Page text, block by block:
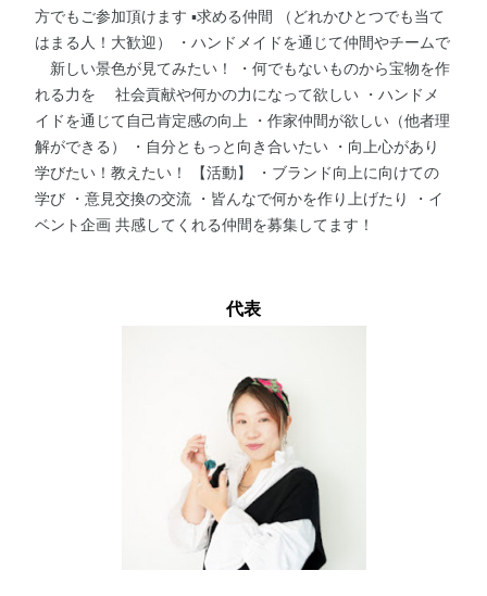
方でもご参加頂けます ▪️求める仲間 （どれかひとつでも当て
はまる人！大歓迎） ・ハンドメイドを通じて仲間やチームで
新しい景色が見てみたい！ ・何でもないものから宝物を作
れる力を 社会貢献や何かの力になって欲しい ・ハンドメ
イドを通じて自己肯定感の向上 ・作家仲間が欲しい（他者理
解ができる） ・自分ともっと向き合いたい ・向上心があり
学びたい！教えたい！ 【活動】 ・ブランド向上に向けての
学び ・意見交換の交流 ・皆んなで何かを作り上げたり ・イ
ベント企画 共感してくれる仲間を募集してます！
代表